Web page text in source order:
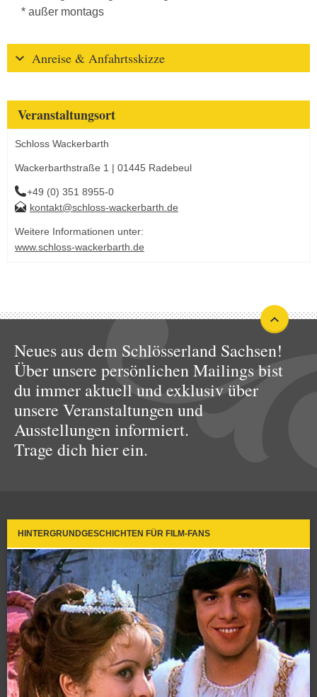
* außer montags
Anreise & Anfahrtsskizze
Veranstaltungsort
Schloss Wackerbarth
Wackerbarthstraße 1 | 01445 Radebeul
+49 (0) 351 8955-0
kontakt@schloss-wackerbarth.de
Weitere Informationen unter:
www.schloss-wackerbarth.de
Neues aus dem Schlösserland Sachsen!
Über unsere persönlichen Mailings bist
du immer aktuell und exklusiv über
unsere Veranstaltungen und
Ausstellungen informiert.
Trage dich hier ein.
HINTERGRUNDGESCHICHTEN FÜR FILM-FANS